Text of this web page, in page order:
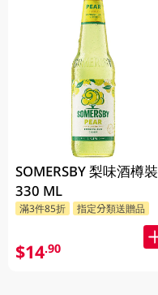
SOMERSBY 梨味酒樽裝
330 ML
滿3件85折 指定分類送贈品
$14.90